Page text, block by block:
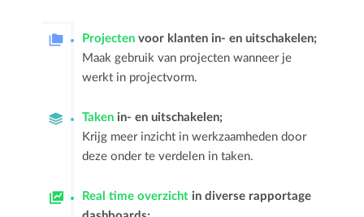
Projecten voor klanten in- en uitschakelen;
Maak gebruik van projecten wanneer je
werkt in projectvorm.
Taken in- en uitschakelen;
Krijg meer inzicht in werkzaamheden door
deze onder te verdelen in taken.
Real time overzicht in diverse rapportage